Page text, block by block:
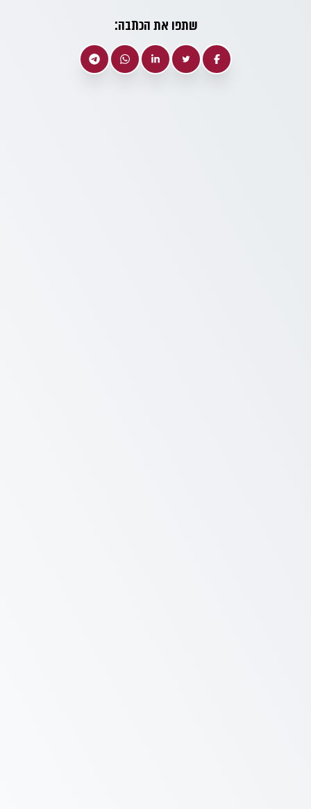
שתפו את הכתבה: